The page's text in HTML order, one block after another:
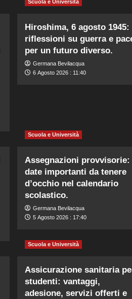
Scuola e Università
Hiroshima, 6 agosto 1945:
riflessioni su guerra e
per un futuro diverso.
Germana Bevilacqua
6 Agosto 2026 : 11:40
Scuola e Università
Assegnazioni provvisorie:
date importanti da tenere
d’occhio nel calendario
scolastico.
Germana Bevilacqua
5 Agosto 2026 : 17:40
Scuola e Università
Assicurazione sanitaria
studenti: vantaggi,
adesione, servizi offerti e